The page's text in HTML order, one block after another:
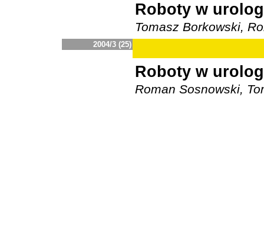
Roboty w
Tomasz Borkowski,
2004/3 (25)
Roboty w
Roman Sosnowski,